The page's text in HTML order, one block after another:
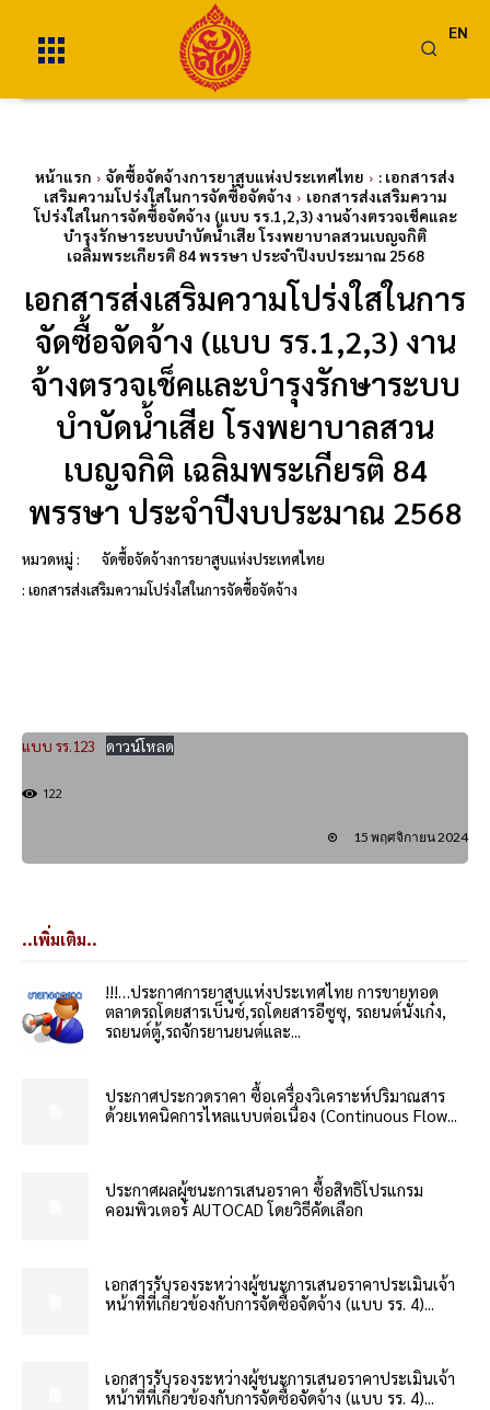
EN
หน้าแรก จัดซื้อจัดจ้างการยาสูบแห่งประเทศไทย
: เอกสารส่ง
เสริมความโปร่งใสในการจัดซื้อจัดจ้าง
เอกสารส่งเสริมความ
โปร่งใสในการจัดซื้อจัดจ้าง (แบบ รร.1,2,3) งานจ้างตรวจเช็คและ
บำรุงรักษาระบบบำบัดน้ำเสีย โรงพยาบาลสวนเบญจกิติ
เฉลิมพระเกียรติ 84 พรรษา ประจำปีงบประมาณ 2568
เอกสารส่งเสริมความโปร่งใสในการ
จัดซื้อจัดจ้าง (แบบ รร.1,2,3) งาน
จ้างตรวจเช็คและบำรุงรักษาระบบ
บำบัดน้ำเสีย โรงพยาบาลสวน
เบญจกิติ เฉลิมพระเกียรติ 84
พรรษา ประจำปีงบประมาณ 2568
หมวดหมู่ :
จัดซื้อจัดจ้างการยาสูบแห่งประเทศไทย
: เอกสารส่งเสริมความโปร่งใสในการจัดซื้อจัดจ้าง
แบบ รร.123 ดาวน์โหลด
122
15 พฤศจิกายน 2024
..เพิ่มเติม..
!!!…ประกาศการยาสูบแห่งประเทศไทย การขายทอด
ตลาดรถโดยสารเบ็นซ์,รถโดยสารอีซูซุ, รถยนต์นั่งเก๋ง,
รถยนต์ตู้,รถจักรยานยนต์และ...
ประกาศประกวดราคา ซื้อเครื่องวิเคราะห์ปริมาณสาร
ด้วยเทคนิคการไหลแบบต่อเนื่อง (Continuous Flow...
ประกาศผลผู้ชนะการเสนอราคา ซื้อสิทธิโปรแกรม
คอมพิวเตอร์ AUTOCAD โดยวิธีคัดเลือก
เอกสารรับรองระหว่างผู้ชนะการเสนอราคาประเมินเจ้า
หน้าที่ที่เกี่ยวข้องกับการจัดซื้อจัดจ้าง (แบบ รร. 4)...
เอกสารรับรองระหว่างผู้ชนะการเสนอราคาประเมินเจ้า
หน้าที่ที่เกี่ยวข้องกับการจัดซื้อจัดจ้าง (แบบ รร. 4)...